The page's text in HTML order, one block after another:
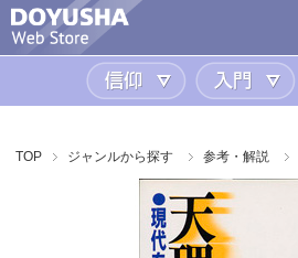
信仰
TOP ジャンルから探す 参考・解説